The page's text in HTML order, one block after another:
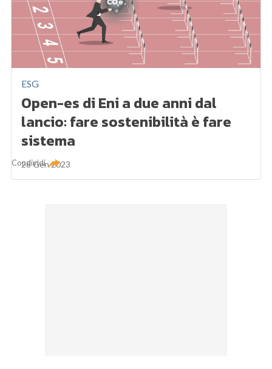
ESG
Open-es di Eni a due anni dal
lancio: fare sostenibilità è fare
sistema
28 Gen 2023
Condividi